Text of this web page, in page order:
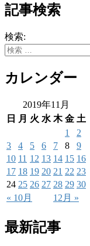
記事検索
検索:
カレンダー
2019年11月
日
月 火 水 木 金 土
« 10月 12月 »
1
2
3
4 5 6 7 8
9
10 11 12 13 14 15 16
17 18 19 20 21 22 23
24 25 26 27 28 29 30
最新記事